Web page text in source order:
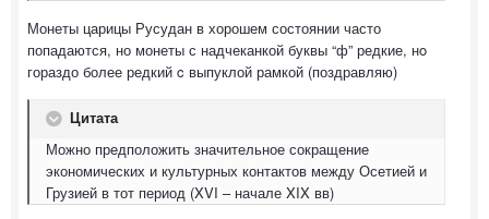
Монеты царицы Русудан в хорошем состоянии часто
попадаются, но монеты с надчеканкой буквы “ф” редкие, нo
гораздо более редкий c выпуклой рамкой (поздравляю)
Цитата
Можно предположить значительное сокращение
экономических и культурных контактов между Осетией и
Грузией в тот период (XVI – начале XIX вв)